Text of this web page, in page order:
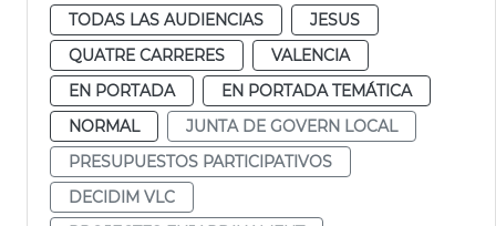
TODAS LAS AUDIENCIAS
JESUS
QUATRE CARRERES
VALENCIA
EN PORTADA
EN PORTADA TEMÁTICA
NORMAL
JUNTA DE GOVERN LOCAL
PRESUPUESTOS PARTICIPATIVOS
DECIDIM VLC